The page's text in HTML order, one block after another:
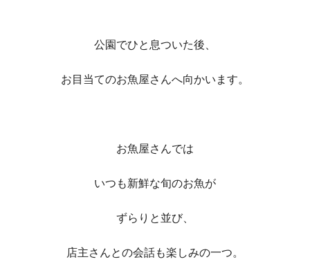
公園でひと息ついた後、
お目当てのお魚屋さんへ向かいます。
お魚屋さんでは
いつも新鮮な旬のお魚が
ずらりと並び、
店主さんとの会話も楽しみの一つ。